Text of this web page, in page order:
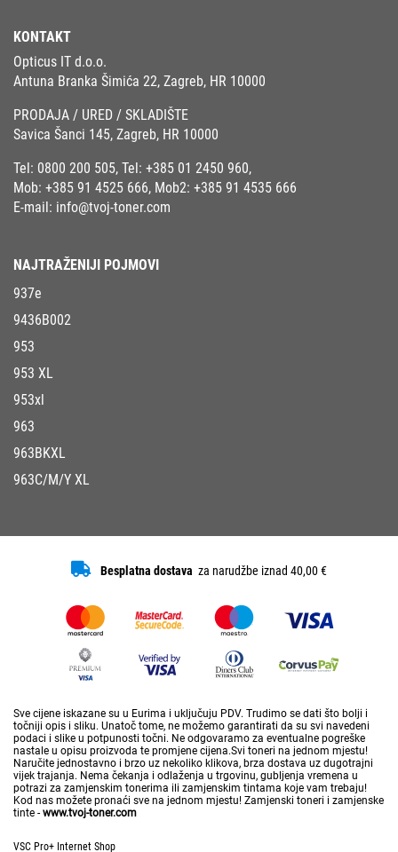
KONTAKT
Opticus IT d.o.o.
Antuna Branka Šimića 22, Zagreb, HR 10000
PRODAJA / URED / SKLADIŠTE
Savica Šanci 145, Zagreb, HR 10000
Tel: 0800 200 505, Tel: +385 01 2450 960,
Mob: +385 91 4525 666, Mob2: +385 91 4535 666
E-mail: info@tvoj-toner.com
NAJTRAŽENIJI POJMOVI
937e
9436B002
953
953 XL
953xl
963
963BKXL
963C/M/Y XL
Besplatna dostava za narudžbe iznad 40,00 €
Sve cijene iskazane su u Eurima i uključuju PDV. Trudimo se dati što bolji i
točniji opis i sliku. Unatoč tome, ne možemo garantirati da su svi navedeni
podaci i slike u potpunosti točni. Ne odgovaramo za eventualne pogreške
nastale u opisu proizvoda te promjene cijena.Svi toneri na jednom mjestu!
Naručite jednostavno i brzo uz nekoliko klikova, brza dostava uz dugotrajni
vijek trajanja. Nema čekanja i odlaženja u trgovinu, gubljenja vremena u
potrazi za zamjenskim tonerima ili zamjenskim tintama koje vam trebaju!
Kod nas možete pronaći sve na jednom mjestu! Zamjenski toneri i zamjenske
tinte - www.tvoj-toner.com
VSC Pro+ Internet Shop